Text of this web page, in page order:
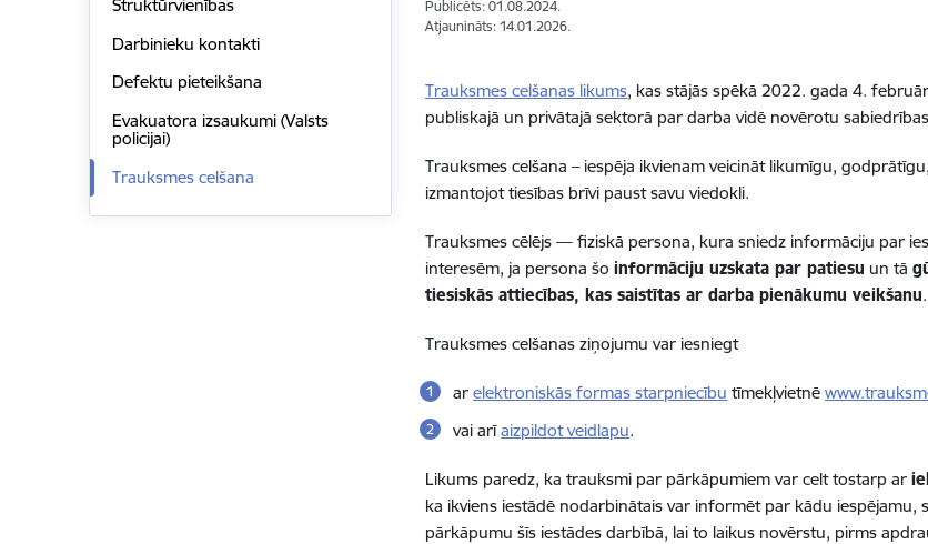
Struktūrvienības
Darbinieku kontakti
Defektu pieteikšana
Evakuatora izsaukumi (Valsts
policijai)
Trauksmes celšana
Publicēts: 01.08.2024.
Atjaunināts: 14.01.2026.
Trauksmes celšanas likums, kas stājās spēkā 2022. gada 4.
publiskajā un privātajā sektorā par darba vidē novērotu
Trauksmes celšana – iespēja ikvienam veicināt likumīgu,
izmantojot tiesības brīvi paust savu viedokli.
Trauksmes cēlējs — fiziskā persona, kura sniedz informāciju par
interesēm, ja persona šoinformāciju uzskata par patiesu un tā
tiesiskās attiecības, kas saistītas ar darba pienākumu veikšanu.
Trauksmes celšanas ziņojumu var iesniegt
arelektroniskās formas starpniecību tīmekļvietnē
vai arīaizpildot veidlapu.
Likums paredz, ka trauksmi par pārkāpumiem var celt tostarp ar
ka ikviens iestādē nodarbinātais var informēt par kādu iespējamu,
pārkāpumu šīs iestādes darbībā, lai to laikus novērstu, pirms